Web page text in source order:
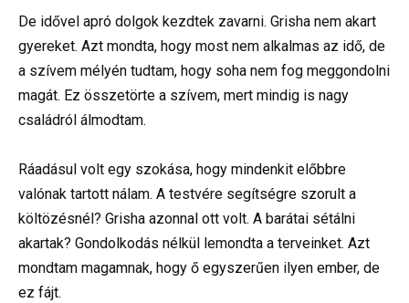
De idővel apró dolgok kezdtek zavarni. Grisha nem akart
gyereket. Azt mondta, hogy most nem alkalmas az idő, de
a szívem mélyén tudtam, hogy soha nem fog meggondolni
magát. Ez összetörte a szívem, mert mindig is nagy
családról álmodtam.
Ráadásul volt egy szokása, hogy mindenkit előbbre
valónak tartott nálam. A testvére segítségre szorult a
költözésnél? Grisha azonnal ott volt. A barátai sétálni
akartak? Gondolkodás nélkül lemondta a terveinket. Azt
mondtam magamnak, hogy ő egyszerűen ilyen ember, de
ez fájt.